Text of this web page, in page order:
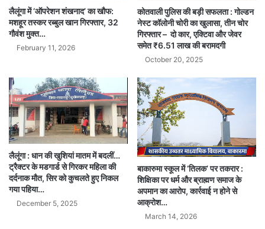
लैलूंगा में ‘ऑपरेशन शंखनाद’ का खौफ:
मशहूर तस्कर रब्बुल खान गिरफ्तार, 32
गौवंश मुक्त…
February 11, 2026
कोतवाली पुलिस की बड़ी सफलता : गोल्डन
नेस्ट कॉलोनी चोरी का खुलासा, तीन चोर
गिरफ्तार – दो कार, एक्टिवा और जेवर
समेत ₹6.51 लाख की बरामदगी
October 20, 2025
लैलूंगा : धान की खुशियां मातम में बदलीं…
ट्रैक्टर के मडगार्ड से गिरकर महिला की
दर्दनाक मौत, सिर को कुचलते हुए निकल
गया पहिया…
December 5, 2025
बाकारुमा स्कूल में ‘तिलक’ पर तकरार :
शिक्षिका पर धर्म और ब्राह्मण समाज के
अपमान का आरोप, कार्रवाई न होने से
आक्रोश…
March 14, 2026